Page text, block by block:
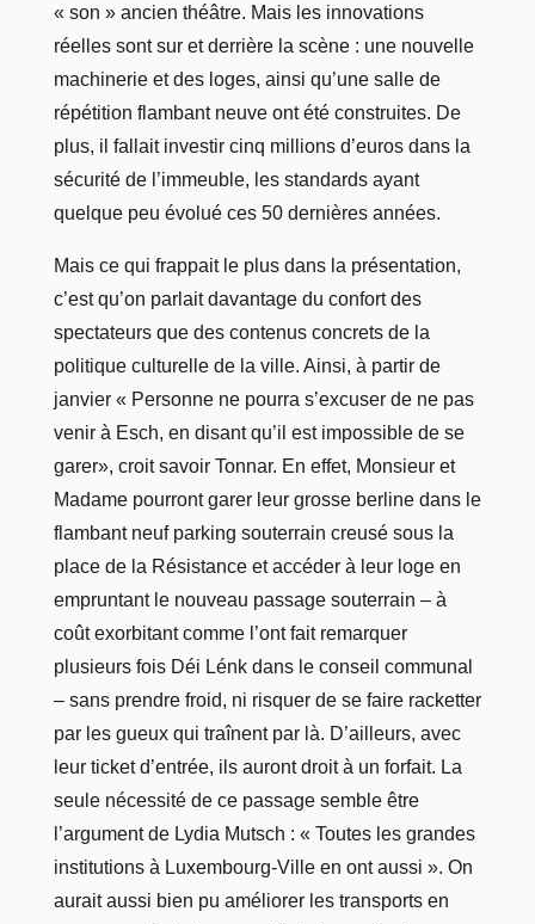
« son » ancien théâtre. Mais les innovations
réelles sont sur et derrière la scène : une nouvelle
machinerie et des loges, ainsi qu’une salle de
répétition flambant neuve ont été construites. De
plus, il fallait investir cinq millions d’euros dans la
sécurité de l’immeuble, les standards ayant
quelque peu évolué ces 50 dernières années.
Mais ce qui frappait le plus dans la présentation,
c’est qu’on parlait davantage du confort des
spectateurs que des contenus concrets de la
politique culturelle de la ville. Ainsi, à partir de
janvier « Personne ne pourra s’excuser de ne pas
venir à Esch, en disant qu’il est impossible de se
garer», croit savoir Tonnar. En effet, Monsieur et
Madame pourront garer leur grosse berline dans le
flambant neuf parking souterrain creusé sous la
place de la Résistance et accéder à leur loge en
empruntant le nouveau passage souterrain – à
coût exorbitant comme l’ont fait remarquer
plusieurs fois Déi Lénk dans le conseil communal
– sans prendre froid, ni risquer de se faire racketter
par les gueux qui traînent par là. D’ailleurs, avec
leur ticket d’entrée, ils auront droit à un forfait. La
seule nécessité de ce passage semble être
l’argument de Lydia Mutsch : « Toutes les grandes
institutions à Luxembourg-Ville en ont aussi ». On
aurait aussi bien pu améliorer les transports en